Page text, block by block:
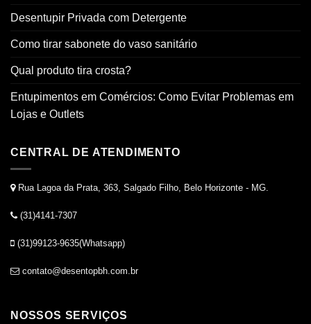
Desentupir Privada com Detergente
Como tirar sabonete do vaso sanitário
Qual produto tira crosta?
Entupimentos em Comércios: Como Evitar Problemas em
Lojas e Outlets
CENTRAL DE ATENDIMENTO
Rua Lagoa da Prata, 363, Salgado Filho, Belo Horizonte - MG.
(31)4141-7307
(31)99123-9635(Whatsapp)
contato@desentopbh.com.br
NOSSOS SERVIÇOS